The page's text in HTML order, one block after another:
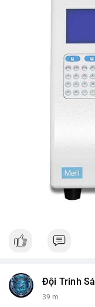
Đội Trinh
39 m